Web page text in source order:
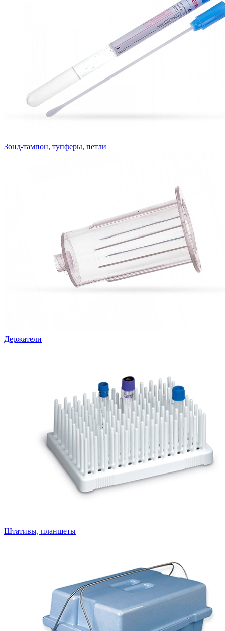
Зонд-тампон, тупферы, петли
Держатели
Штативы, планшеты